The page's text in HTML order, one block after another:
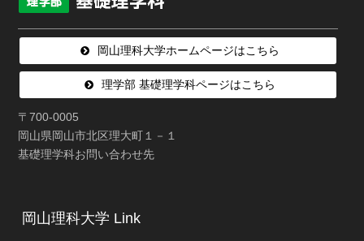
岡山理科大学ホームページはこちら
理学部 基礎理学科ページはこちら
〒700-0005
岡山県岡山市北区理大町１－１
基礎理学科お問い合わせ先
岡山理科大学 Link